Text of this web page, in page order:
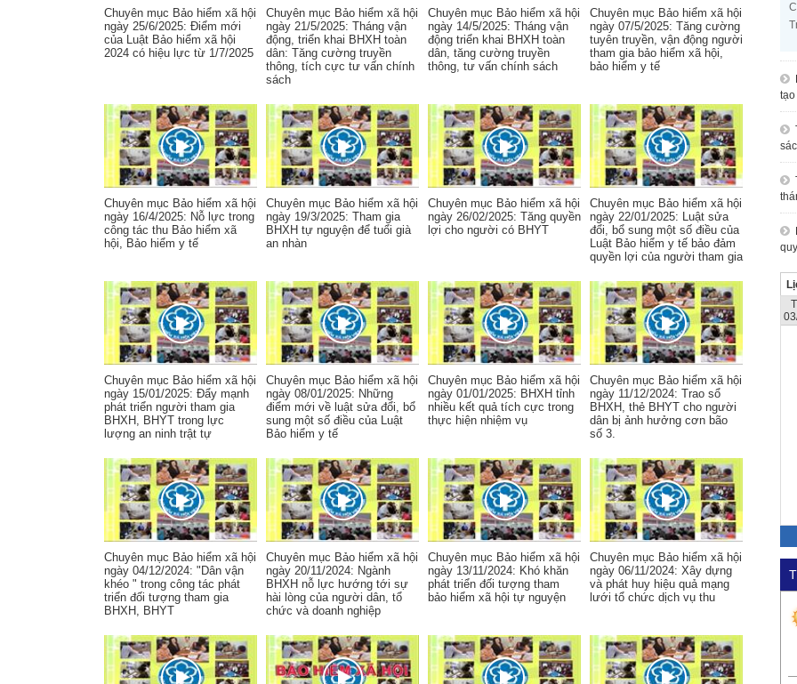
Chuyên mục Bảo hiểm xã hội
ngày 25/6/2025: Điểm mới
của Luật Bảo hiểm xã hội
2024 có hiệu lực từ 1/7/2025
Chuyên mục Bảo hiểm xã hội
ngày 21/5/2025: Tháng vận
động, triển khai BHXH toàn
dân: Tăng cường truyền
thông, tích cực tư vấn chính
sách
Chuyên mục Bảo hiểm xã hội
ngày 14/5/2025: Tháng vận
động triển khai BHXH toàn
dân, tăng cường truyền
thông, tư vấn chính sách
Chuyên mục Bảo hiểm xã hội
ngày 07/5/2025: Tăng cường
tuyên truyền, vận động người
tham gia bảo hiểm xã hội,
bảo hiểm y tế
Chuyên mục Bảo hiểm xã hội
ngày 16/4/2025: Nỗ lực trong
công tác thu Bảo hiểm xã
hội, Bảo hiểm y tế
Chuyên mục Bảo hiểm xã hội
ngày 19/3/2025: Tham gia
BHXH tự nguyện để tuổi già
an nhàn
Chuyên mục Bảo hiểm xã hội
ngày 26/02/2025: Tăng quyền
lợi cho người có BHYT
Chuyên mục Bảo hiểm xã hội
ngày 22/01/2025: Luật sửa
đổi, bổ sung một số điều của
Luật Bảo hiểm y tế bảo đảm
quyền lợi của người tham gia
Chuyên mục Bảo hiểm xã hội
ngày 15/01/2025: Đẩy mạnh
phát triển người tham gia
BHXH, BHYT trong lực
lượng an ninh trật tự
Chuyên mục Bảo hiểm xã hội
ngày 08/01/2025: Những
điểm mới về luật sửa đổi, bổ
sung một số điều của Luật
Bảo hiểm y tế
Chuyên mục Bảo hiểm xã hội
ngày 01/01/2025: BHXH tỉnh
nhiều kết quả tích cực trong
thực hiện nhiệm vụ
Chuyên mục Bảo hiểm xã hội
ngày 11/12/2024: Trao sổ
BHXH, thẻ BHYT cho người
dân bị ảnh hưởng cơn bão
số 3.
Chuyên mục Bảo hiểm xã hội
ngày 04/12/2024: "Dân vận
khéo " trong công tác phát
triển đối tượng tham gia
BHXH, BHYT
Chuyên mục Bảo hiểm xã hội
ngày 20/11/2024: Ngành
BHXH nỗ lực hướng tới sự
hài lòng của người dân, tổ
chức và doanh nghiệp
Chuyên mục Bảo hiểm xã hội
ngày 13/11/2024: Khó khăn
phát triển đối tượng tham
bảo hiểm xã hội tự nguyện
Chuyên mục Bảo hiểm xã hội
ngày 06/11/2024: Xây dựng
và phát huy hiệu quả mạng
lưới tổ chức dịch vụ thu